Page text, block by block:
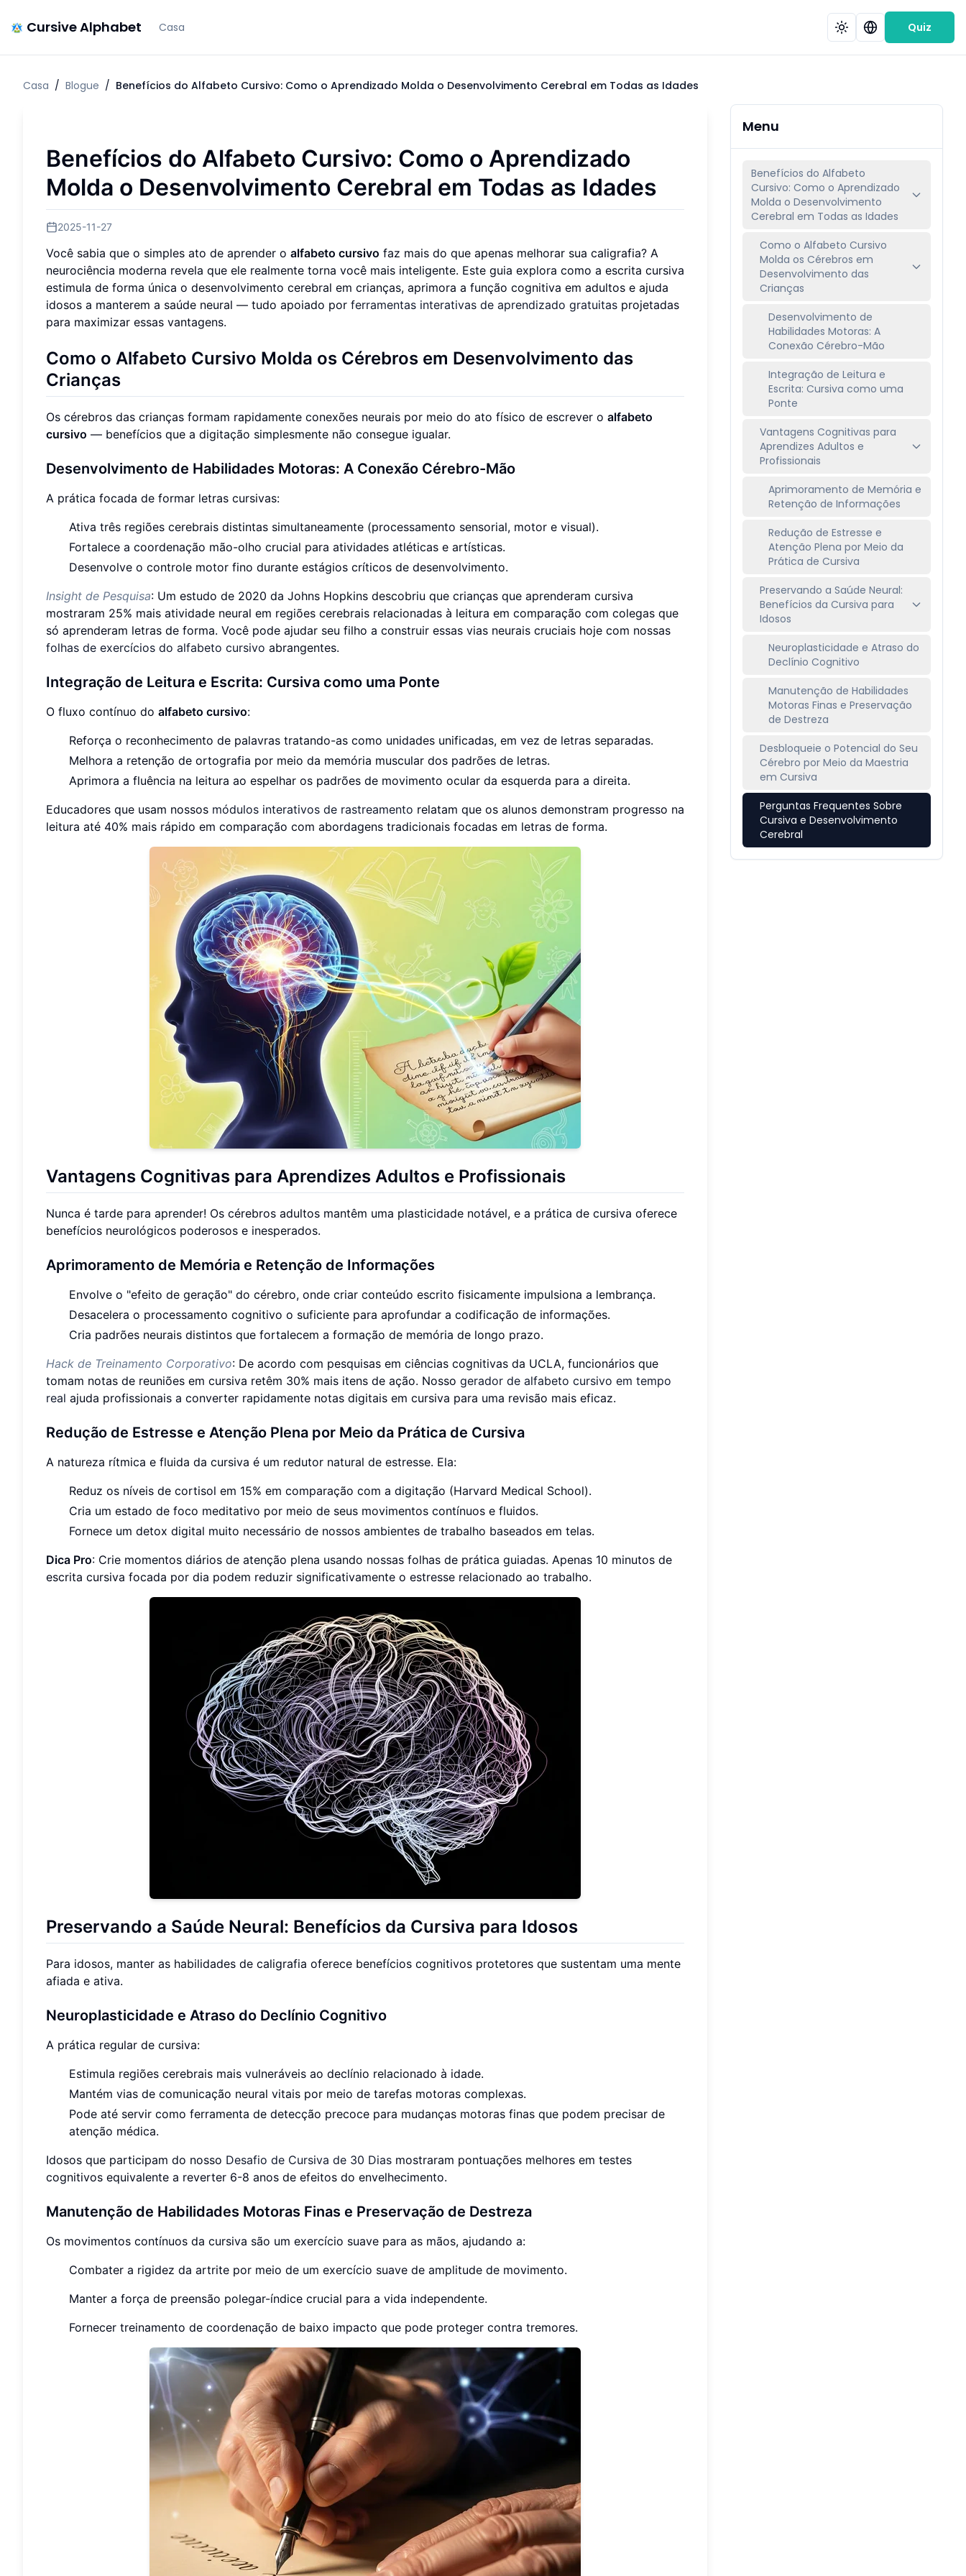
Cursive Alphabet Casa Quiz
Casa / Blogue / Benefícios do Alfabeto Cursivo: Como o Aprendizado Molda o Desenvolvimento Cerebral em Todas as Idades
Benefícios do Alfabeto Cursivo: Como o Aprendizado
Molda o Desenvolvimento Cerebral em Todas as Idades
2025-11-27
Você sabia que o simples ato de aprender o alfabeto cursivo faz mais do que apenas melhorar sua caligrafia? A
neurociência moderna revela que ele realmente torna você mais inteligente. Este guia explora como a escrita cursiva
estimula de forma única o desenvolvimento cerebral em crianças, aprimora a função cognitiva em adultos e ajuda
idosos a manterem a saúde neural — tudo apoiado por ferramentas interativas de aprendizado gratuitas projetadas
para maximizar essas vantagens.
Como o Alfabeto Cursivo Molda os Cérebros em Desenvolvimento das
Crianças
Os cérebros das crianças formam rapidamente conexões neurais por meio do ato físico de escrever o alfabeto
cursivo — benefícios que a digitação simplesmente não consegue igualar.
Desenvolvimento de Habilidades Motoras: A Conexão Cérebro-Mão
A prática focada de formar letras cursivas:
Ativa três regiões cerebrais distintas simultaneamente (processamento sensorial, motor e visual).
Fortalece a coordenação mão-olho crucial para atividades atléticas e artísticas.
Desenvolve o controle motor fino durante estágios críticos de desenvolvimento.
Insight de Pesquisa: Um estudo de 2020 da Johns Hopkins descobriu que crianças que aprenderam cursiva
mostraram 25% mais atividade neural em regiões cerebrais relacionadas à leitura em comparação com colegas que
só aprenderam letras de forma. Você pode ajudar seu filho a construir essas vias neurais cruciais hoje com nossas
folhas de exercícios do alfabeto cursivo abrangentes.
Integração de Leitura e Escrita: Cursiva como uma Ponte
O fluxo contínuo do alfabeto cursivo:
Reforça o reconhecimento de palavras tratando-as como unidades unificadas, em vez de letras separadas.
Melhora a retenção de ortografia por meio da memória muscular dos padrões de letras.
Aprimora a fluência na leitura ao espelhar os padrões de movimento ocular da esquerda para a direita.
Educadores que usam nossos módulos interativos de rastreamento relatam que os alunos demonstram progresso na
leitura até 40% mais rápido em comparação com abordagens tradicionais focadas em letras de forma.
Vantagens Cognitivas para Aprendizes Adultos e Profissionais
Nunca é tarde para aprender! Os cérebros adultos mantêm uma plasticidade notável, e a prática de cursiva oferece
benefícios neurológicos poderosos e inesperados.
Aprimoramento de Memória e Retenção de Informações
Envolve o "efeito de geração" do cérebro, onde criar conteúdo escrito fisicamente impulsiona a lembrança.
Desacelera o processamento cognitivo o suficiente para aprofundar a codificação de informações.
Cria padrões neurais distintos que fortalecem a formação de memória de longo prazo.
Hack de Treinamento Corporativo: De acordo com pesquisas em ciências cognitivas da UCLA, funcionários que
tomam notas de reuniões em cursiva retêm 30% mais itens de ação. Nosso gerador de alfabeto cursivo em tempo
real ajuda profissionais a converter rapidamente notas digitais em cursiva para uma revisão mais eficaz.
Redução de Estresse e Atenção Plena por Meio da Prática de Cursiva
A natureza rítmica e fluida da cursiva é um redutor natural de estresse. Ela:
Reduz os níveis de cortisol em 15% em comparação com a digitação (Harvard Medical School).
Cria um estado de foco meditativo por meio de seus movimentos contínuos e fluidos.
Fornece um detox digital muito necessário de nossos ambientes de trabalho baseados em telas.
Dica Pro: Crie momentos diários de atenção plena usando nossas folhas de prática guiadas. Apenas 10 minutos de
escrita cursiva focada por dia podem reduzir significativamente o estresse relacionado ao trabalho.
Preservando a Saúde Neural: Benefícios da Cursiva para Idosos
Para idosos, manter as habilidades de caligrafia oferece benefícios cognitivos protetores que sustentam uma mente
afiada e ativa.
Neuroplasticidade e Atraso do Declínio Cognitivo
A prática regular de cursiva:
Estimula regiões cerebrais mais vulneráveis ao declínio relacionado à idade.
Mantém vias de comunicação neural vitais por meio de tarefas motoras complexas.
Pode até servir como ferramenta de detecção precoce para mudanças motoras finas que podem precisar de
atenção médica.
Idosos que participam do nosso Desafio de Cursiva de 30 Dias mostraram pontuações melhores em testes
cognitivos equivalente a reverter 6-8 anos de efeitos do envelhecimento.
Manutenção de Habilidades Motoras Finas e Preservação de Destreza
Os movimentos contínuos da cursiva são um exercício suave para as mãos, ajudando a:
Combater a rigidez da artrite por meio de um exercício suave de amplitude de movimento.
Manter a força de preensão polegar-índice crucial para a vida independente.
Fornecer treinamento de coordenação de baixo impacto que pode proteger contra tremores.
Menu
Benefícios do Alfabeto
Cursivo: Como o Aprendizado
Molda o Desenvolvimento
Cerebral em Todas as Idades
Como o Alfabeto Cursivo
Molda os Cérebros em
Desenvolvimento das
Crianças
Desenvolvimento de
Habilidades Motoras: A
Conexão Cérebro-Mão
Integração de Leitura e
Escrita: Cursiva como uma
Ponte
Vantagens Cognitivas para
Aprendizes Adultos e
Profissionais
Aprimoramento de Memória e
Retenção de Informações
Redução de Estresse e
Atenção Plena por Meio da
Prática de Cursiva
Preservando a Saúde Neural:
Benefícios da Cursiva para
Idosos
Neuroplasticidade e Atraso do
Declínio Cognitivo
Manutenção de Habilidades
Motoras Finas e Preservação
de Destreza
Desbloqueie o Potencial do Seu
Cérebro por Meio da Maestria
em Cursiva
Perguntas Frequentes Sobre
Cursiva e Desenvolvimento
Cerebral